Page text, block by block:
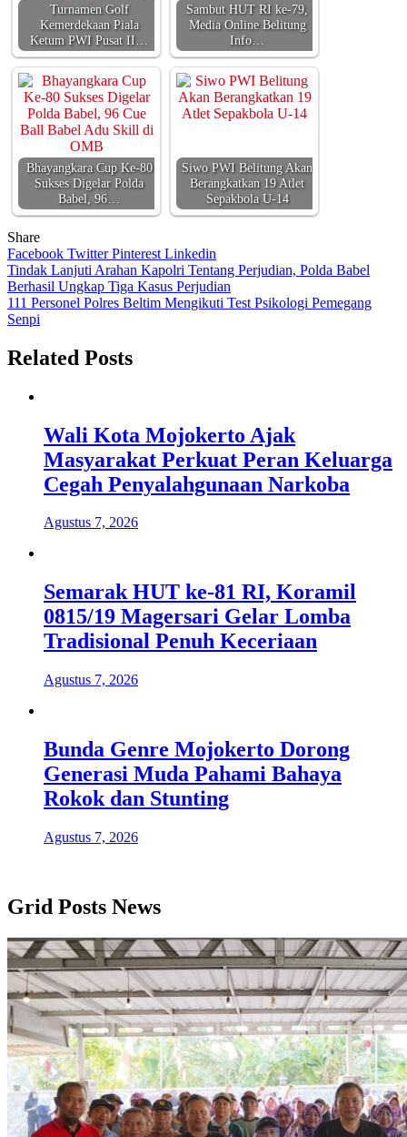
Turnamen Golf
Kemerdekaan Piala
Ketum PWI Pusat II…
Sambut HUT RI ke-79,
Media Online Belitung
Info…
Bhayangkara Cup Ke-80
Sukses Digelar Polda
Babel, 96…
Siwo PWI Belitung Akan
Berangkatkan 19 Atlet
Sepakbola U-14
Share
Facebook TwitterPinterest Linkedin
Navigasi
pos
Tindak Lanjuti Arahan Kapolri Tentang Perjudian, Polda Babel
Berhasil Ungkap Tiga Kasus Perjudian
111 Personel Polres Beltim Mengikuti Test Psikologi Pemegang
Senpi
Related Posts
Wali Kota Mojokerto Ajak
Masyarakat Perkuat Peran Keluarga
Cegah Penyalahgunaan Narkoba
Agustus 7, 2026
Semarak HUT ke-81 RI, Koramil
0815/19 Magersari Gelar Lomba
Tradisional Penuh Keceriaan
Agustus 7, 2026
Bunda Genre Mojokerto Dorong
Generasi Muda Pahami Bahaya
Rokok dan Stunting
Agustus 7, 2026
Grid Posts News